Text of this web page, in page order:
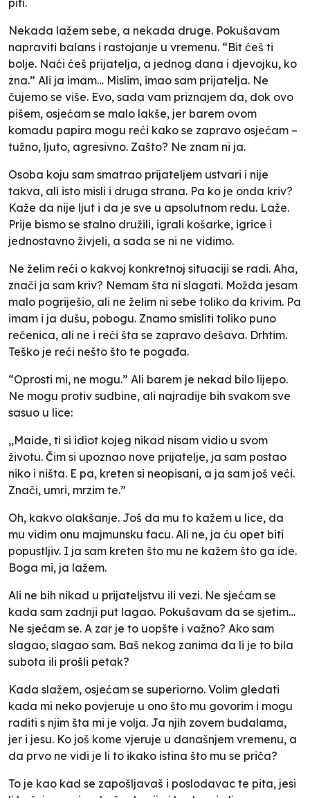
piti.
Nekada lažem sebe, a nekada druge. Pokušavam
napraviti balans i rastojanje u vremenu. “Bit ćeš ti
bolje. Naći ćeš prijatelja, a jednog dana i djevojku, ko
zna.” Ali ja imam… Mislim, imao sam prijatelja. Ne
čujemo se više. Evo, sada vam priznajem da, dok ovo
pišem, osjećam se malo lakše, jer barem ovom
komadu papira mogu reći kako se zapravo osjećam –
tužno, ljuto, agresivno. Zašto? Ne znam ni ja.
Osoba koju sam smatrao prijateljem ustvari i nije
takva, ali isto misli i druga strana. Pa ko je onda kriv?
Kaže da nije ljut i da je sve u apsolutnom redu. Laže.
Prije bismo se stalno družili, igrali košarke, igrice i
jednostavno živjeli, a sada se ni ne vidimo.
Ne želim reći o kakvoj konkretnoj situaciji se radi. Aha,
znači ja sam kriv? Nemam šta ni slagati. Možda jesam
malo pogriješio, ali ne želim ni sebe toliko da krivim. Pa
imam i ja dušu, pobogu. Znamo smisliti toliko puno
rečenica, ali ne i reći šta se zapravo dešava. Drhtim.
Teško je reći nešto što te pogađa.
“Oprosti mi, ne mogu.” Ali barem je nekad bilo lijepo.
Ne mogu protiv sudbine, ali najradije bih svakom sve
sasuo u lice:
,,Maide, ti si idiot kojeg nikad nisam vidio u svom
životu. Čim si upoznao nove prijatelje, ja sam postao
niko i ništa. E pa, kreten si neopisani, a ja sam još veći.
Znači, umri, mrzim te.”
Oh, kakvo olakšanje. Još da mu to kažem u lice, da
mu vidim onu majmunsku facu. Ali ne, ja ću opet biti
popustljiv. I ja sam kreten što mu ne kažem što ga ide.
Boga mi, ja lažem.
Ali ne bih nikad u prijateljstvu ili vezi. Ne sjećam se
kada sam zadnji put lagao. Pokušavam da se sjetim…
Ne sjećam se. A zar je to uopšte i važno? Ako sam
slagao, slagao sam. Baš nekog zanima da li je to bila
subota ili prošli petak?
Kada slažem, osjećam se superiorno. Volim gledati
kada mi neko povjeruje u ono što mu govorim i mogu
raditi s njim šta mi je volja. Ja njih zovem budalama,
jer i jesu. Ko još kome vjeruje u današnjem vremenu, a
da prvo ne vidi je li to ikako istina što mu se priča?
To je kao kad se zapošljavaš i poslodavac te pita, jesi